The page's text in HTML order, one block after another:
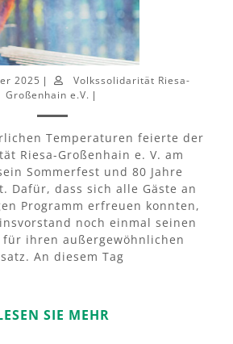
2025
Volkssolidarität Riesa-
Großenhain e.V.
Temperaturen feierte der
Riesa-Großenhain e. V. am
Sommerfest und 80 Jahre
Dafür, dass sich alle Gäste an
Programm erfreuen konnten,
noch einmal seinen
ihren außergewöhnlichen
An diesem Tag
SIE MEHR